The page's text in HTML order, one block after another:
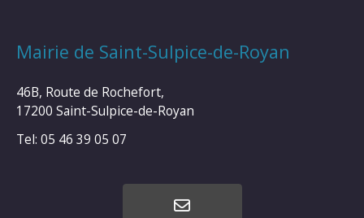
Mairie de Saint-Sulpice-de-Royan
46B, Route de Rochefort,
17200 Saint-Sulpice-de-Royan
Tel: 05 46 39 05 07